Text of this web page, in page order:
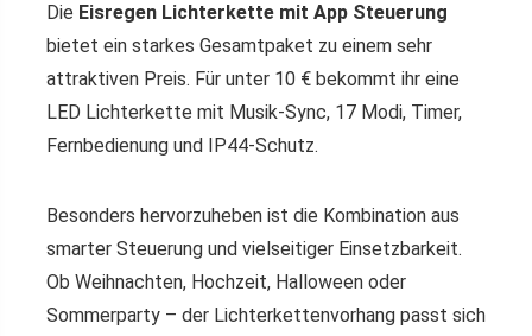
Die Eisregen Lichterkette mit App Steuerung
bietet ein starkes Gesamtpaket zu einem sehr
attraktiven Preis. Für unter 10 € bekommt ihr eine
LED Lichterkette mit Musik-Sync, 17 Modi, Timer,
Fernbedienung und IP44-Schutz.
Besonders hervorzuheben ist die Kombination aus
smarter Steuerung und vielseitiger Einsetzbarkeit.
Ob Weihnachten, Hochzeit, Halloween oder
Sommerparty – der Lichterkettenvorhang passt sich